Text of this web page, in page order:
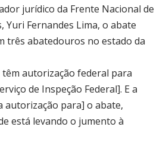
jurídico da Frente Nacional de
Yuri Fernandes Lima, o abate
três abatedouros no estado da
têm autorização federal para
de Inspeção Federal]. E a
autorização para] o abate,
está levando o jumento à